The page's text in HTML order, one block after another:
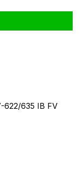
622/635 IB FV